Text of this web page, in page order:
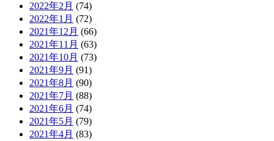
2022年2月 (74)
2022年1月 (72)
2021年12月 (66)
2021年11月 (63)
2021年10月 (73)
2021年9月 (91)
2021年8月 (90)
2021年7月 (88)
2021年6月 (74)
2021年5月 (79)
2021年4月 (83)